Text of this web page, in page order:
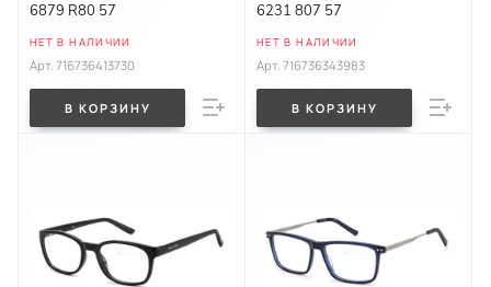
6879 R80 57
НЕТ В НАЛИЧИИ
Арт. 716736413730
В КОРЗИНУ
6231 807 57
НЕТ В НАЛИЧИИ
Арт. 716736343983
В КОРЗИНУ